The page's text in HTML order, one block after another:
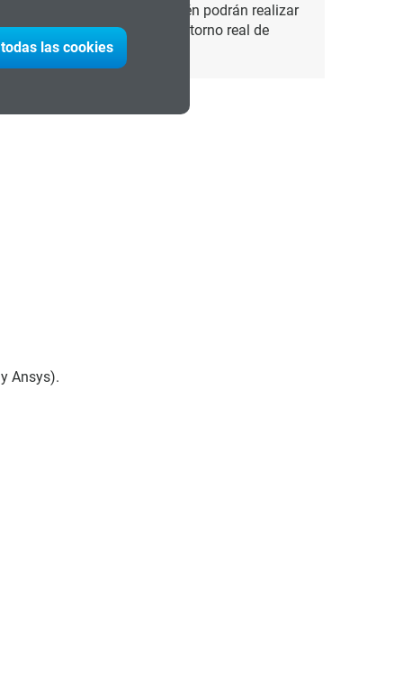
las cookies
informes técnicos. También podrán realizar
teóricos en un entorno real de
Ansys).